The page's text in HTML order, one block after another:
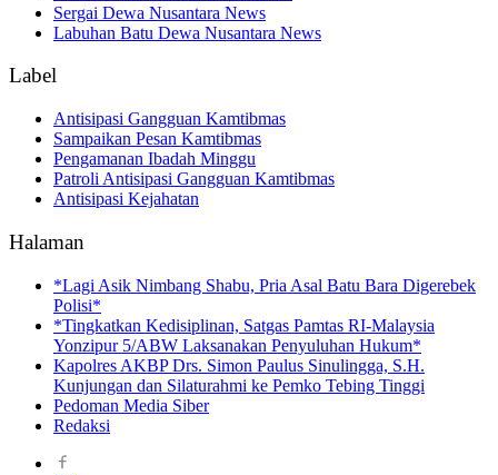
Sergai Dewa Nusantara News
Labuhan Batu Dewa Nusantara News
Label
Antisipasi Gangguan Kamtibmas
Sampaikan Pesan Kamtibmas
Pengamanan Ibadah Minggu
Patroli Antisipasi Gangguan Kamtibmas
Antisipasi Kejahatan
Halaman
*Lagi Asik Nimbang Shabu, Pria Asal Batu Bara Digerebek
Polisi*
*Tingkatkan Kedisiplinan, Satgas Pamtas RI-Malaysia
Yonzipur 5/ABW Laksanakan Penyuluhan Hukum*
Kapolres AKBP Drs. Simon Paulus Sinulingga, S.H.
Kunjungan dan Silaturahmi ke Pemko Tebing Tinggi
Pedoman Media Siber
Redaksi